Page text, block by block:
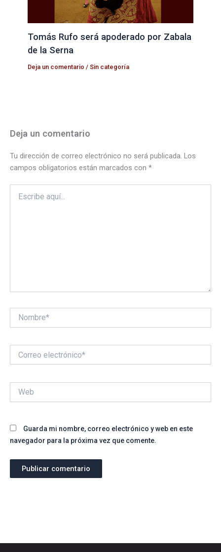
Tomás Rufo será apoderado por Zabala
de la Serna
Deja un comentario /Sin categoría
Deja un comentario
Tu dirección de correo electrónico no será publicada. Los
campos obligatorios están marcados con *
aquí...
electrónico*
Guarda mi nombre, correo electrónico y web en este
navegador para la próxima vez que comente.